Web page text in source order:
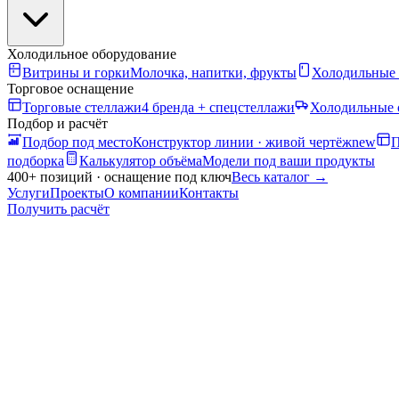
Холодильное оборудование
Витрины и горкиМолочка, напитки, фрукты
Торговое оснащение
Торговые стеллажи4 бренда + спецстеллажи Холодильные
Подбор и расчёт
Подбор под местоКонструктор линии · живой чертёжnew
подборка
Калькулятор объёмаМодели под ваши продукты
400+ позиций · оснащение под ключВесь каталог →
УслугиПроектыО компанииКонтакты
Получить расчёт